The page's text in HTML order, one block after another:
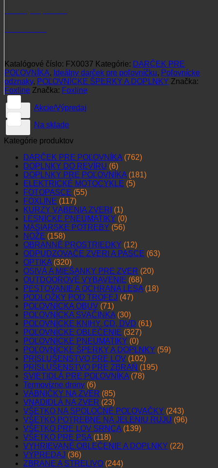
Katalógové číslo: FX0037 Kategórie: DARČEK PRE
POĽOVNÍKA, Ideálny darček pre poľovníčku, Poľovnícke
odznaky, POĽOVNÍCKE ŠPERKY A DOPLNKY Značka:
Foxline Značka: Foxline
Akcie/Výpredaj
Na sklade
Kategórie produktov
DARČEK PRE POĽOVNÍKA (762)
DOPLNKY DO REVÍRU (6)
DOPLNKY PRE POĽOVNÍKA (181)
ELEKTRICKÉ MOTOCYKLE (5)
FOTOPASCE (55)
FOXLINE (117)
KURZY VÁBENIA ZVERI (1)
LESNÍCKE PNEUMATIKY (0)
MÄSIARSKE POTREBY (56)
NOŽE (158)
OBRANNÉ PROSTRIEDKY (12)
ODPUDZOVAČE ZVERI A PASCE (63)
OPTIKA (320)
OSIVÁ A MIEŠANKY PRE ZVER (20)
OUTDOOROVÉ VYBAVENIE (68)
PESTOVANIE A OCHRANA LESA (18)
PODLOŽKY POD TROFEJ (47)
POĽOVNÍCKA OBUV (71)
POĽOVNÍCKA SVAČINKA (30)
POĽOVNÍCKE KNIHY, CD, DVD (61)
POĽOVNÍCKE OBLEČENIE (327)
POĽOVNÍCKE PNEUMATIKY (0)
POĽOVNÍCKE ŠPERKY A DOPLNKY (59)
PRÍSLUŠENSTVO PRE LOV (102)
PRÍSLUŠENSTVO PRE ZBRAŇ (195)
SVIETIDLÁ PRE POĽOVNÍKA (78)
Termovízne drony (6)
VÁBNIČKY NA ZVER (85)
VNADIDLÁ NA ZVER (23)
VŠETKO NA SPOLOČNÉ POĽOVAČKY (243)
VŠETKO POTREBNÉ NA JELENIU RUJU (96)
VŠETKO PRE LOV SRNCA (139)
VŠETKO PRE PSA (118)
VYHRIEVANÉ OBLEČENIE A DOPLNKY (22)
VÝPREDAJ (36)
ZBRANE A STRELIVO (244)